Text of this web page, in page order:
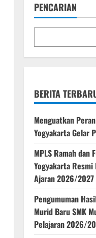
PENCARIAN
BERITA
Menguatkan
Yogyakarta Gelar
MPLS Ramah dan
Yogyakarta Resmi
Ajaran 2026/2027
Pengumuman
Murid Baru SMK
Pelajaran 2026/